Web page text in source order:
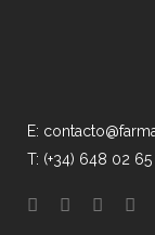
E:
T: (+34) 648 02 65